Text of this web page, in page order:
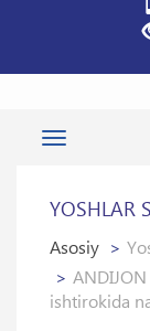
Toggle
YOSHLAR
Asosiy
ishtirokida